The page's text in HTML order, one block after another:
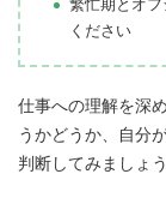
繁忙期とオ
ください
仕事への理解を深
うかどうか、自分
判断してみましょう